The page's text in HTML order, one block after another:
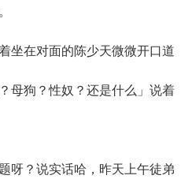
在对面的陈少天微微开口道
母狗？性奴？还是什么」说着
？说实话哈，昨天上午徒弟